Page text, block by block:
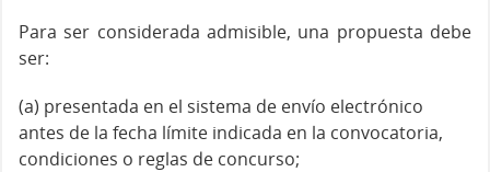
Para ser considerada admisible, una propuesta debe
ser:
(a) presentada en el sistema de envío electrónico
antes de la fecha límite indicada en la convocatoria,
condiciones o reglas de concurso;